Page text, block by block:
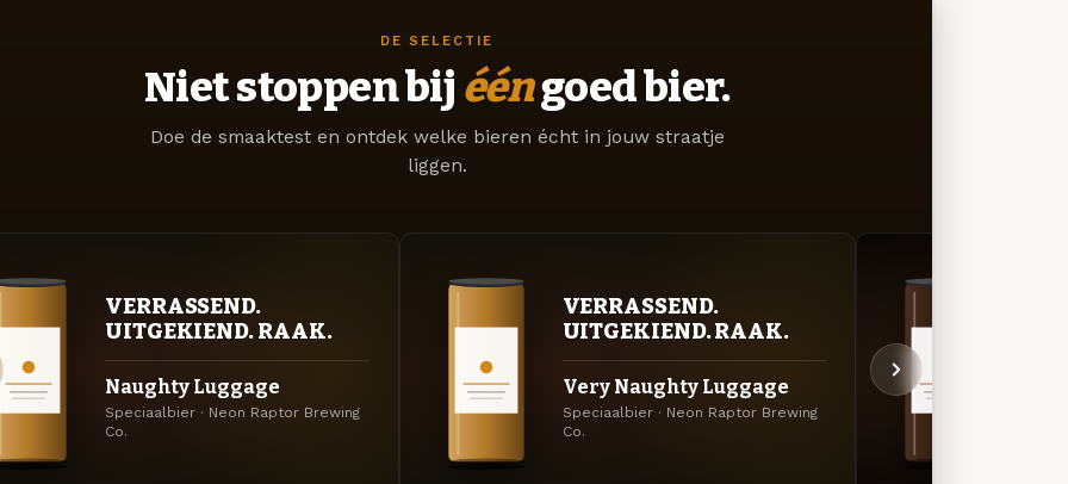
DE SELECTIE
Niet stoppen bij ééngoed bier.
Doe de smaaktest en ontdek welke bieren écht in jouw straatje
liggen.
VERRASSEND.
UITGEKIEND. RAAK.
Naughty Luggage
Speciaalbier · Neon Raptor Brewing
Co.
VERRASSEND.
UITGEKIEND. RAAK.
Very Naughty Luggage
Speciaalbier · Neon Raptor Brewing
Co.